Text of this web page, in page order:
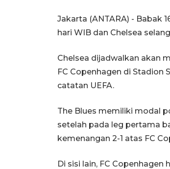
Jakarta (ANTARA) - Babak
hari WIB dan Chelsea
Chelsea dijadwalkan akan
FC Copenhagen di Stadion
catatan UEFA.
The Blues memiliki modal
setelah pada leg pertama
kemenangan 2-1 atas FC
Di sisi lain, FC